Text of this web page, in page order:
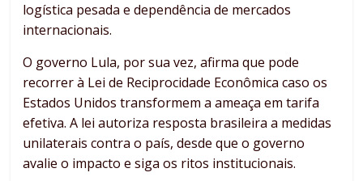
logística pesada e dependência de mercados
internacionais.
O governo Lula, por sua vez, afirma que pode
recorrer à Lei de Reciprocidade Econômica caso os
Estados Unidos transformem a ameaça em tarifa
efetiva. A lei autoriza resposta brasileira a medidas
unilaterais contra o país, desde que o governo
avalie o impacto e siga os ritos institucionais.